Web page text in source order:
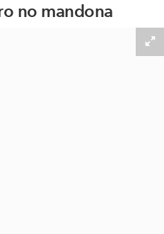
no mandona